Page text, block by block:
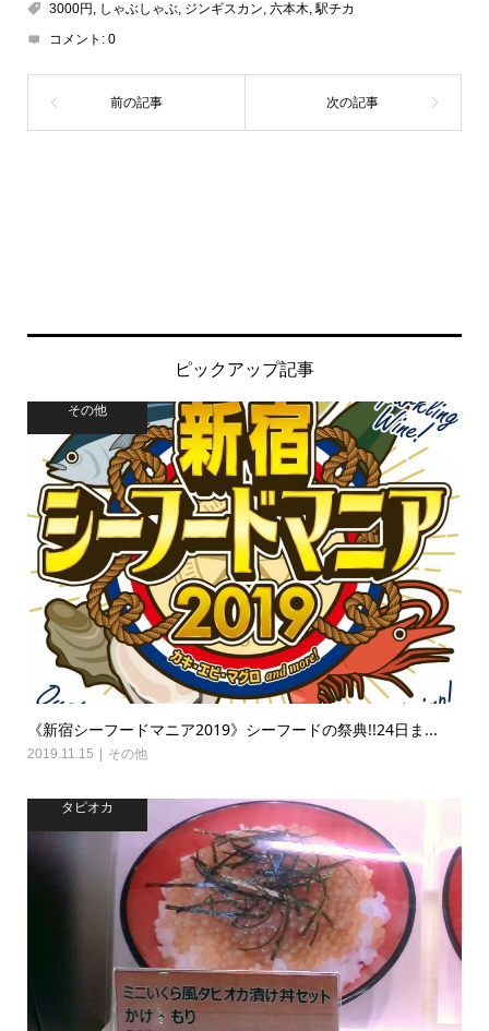
3000円 , しゃぶしゃぶ, ジンギスカン, 六本木,駅チカ
コメント: 0
ピックアップ記事
その他
《新宿シーフードマニア2019》シーフードの祭典!!24日ま...
2019.11.15 その他
タピオカ